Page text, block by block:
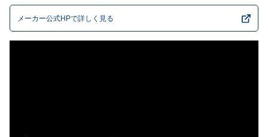
メーカー公式HPで詳しく見る